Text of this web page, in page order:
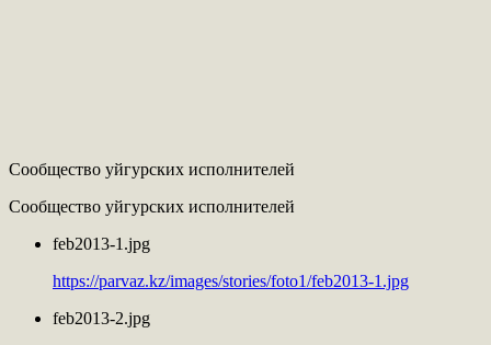
Сообщество уйгурских исполнителей
Сообщество уйгурских исполнителей
feb2013-1.jpg
https://parvaz.kz/images/stories/foto1/feb2013-1.jpg
feb2013-2.jpg